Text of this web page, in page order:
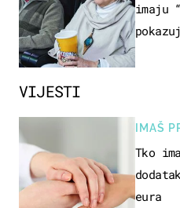
VIJESTI
IMAŠ
Tko
eura
imaju